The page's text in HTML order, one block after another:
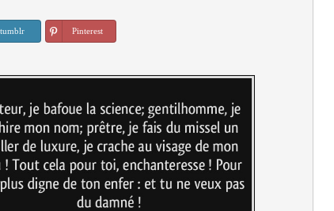
tumblr Pinterest